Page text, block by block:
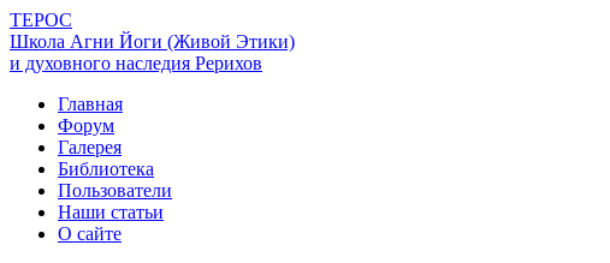
ТЕРОС
Школа Агни Йоги (Живой Этики)
и духовного наследия Рерихов
Главная
Форум
Галерея
Библиотека
Пользователи
Наши статьи
О сайте